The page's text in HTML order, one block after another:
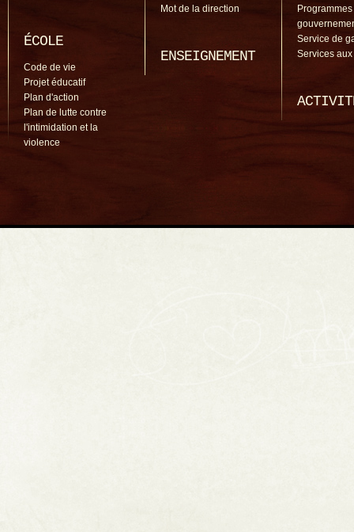
ÉCOLE
Code de vie
Projet éducatif
Plan d'action
Plan de lutte contre
l'intimidation et la
violence
Mot de la direction
ENSEIGNEMENT
Programmes
Service de
Services